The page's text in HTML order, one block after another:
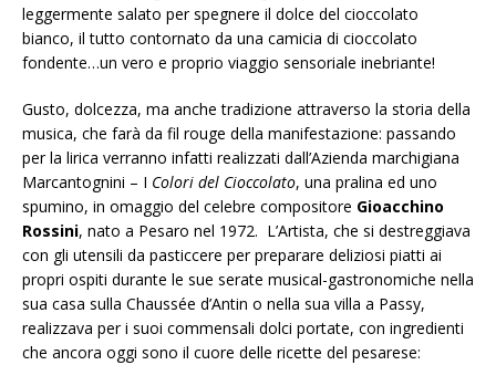
leggermente salato per spegnere il dolce del cioccolato
bianco, il tutto contornato da una camicia di cioccolato
fondente…un vero e proprio viaggio sensoriale inebriante!
Gusto, dolcezza, ma anche tradizione attraverso la storia della
musica, che farà da fil rouge della manifestazione: passando
per la lirica verranno infatti realizzati dall’Azienda marchigiana
Marcantognini – I Colori del Cioccolato, una pralina ed uno
spumino, in omaggio del celebre compositore Gioacchino
Rossini, nato a Pesaro nel 1972. L’Artista, che si destreggiava
con gli utensili da pasticcere per preparare deliziosi piatti ai
propri ospiti durante le sue serate musical-gastronomiche nella
sua casa sulla Chaussée d’Antin o nella sua villa a Passy,
realizzava per i suoi commensali dolci portate, con ingredienti
che ancora oggi sono il cuore delle ricette del pesarese: